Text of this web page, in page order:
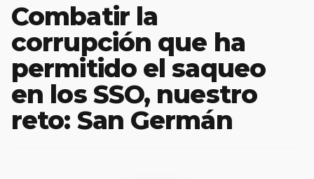
Combatir la
corrupción que ha
permitido el saqueo
en los SSO, nuestro
reto: San Germán